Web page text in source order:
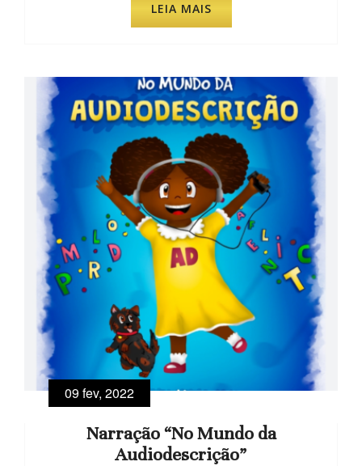
LEIA MAIS
09 fev, 2022
Narração “No Mundo da
Audiodescrição”